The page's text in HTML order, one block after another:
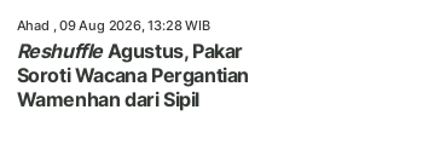
Ahad , 09 Aug 2026, 13:28 WIB
ReshuffleAgustus, Pakar
Soroti Wacana Pergantian
Wamenhan dari Sipil